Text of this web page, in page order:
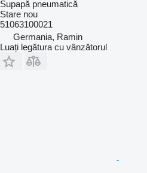
Supapă pneumatică
Stare nou
51063100021
Germania, Ramin
Luați legătura cu vânzătorul